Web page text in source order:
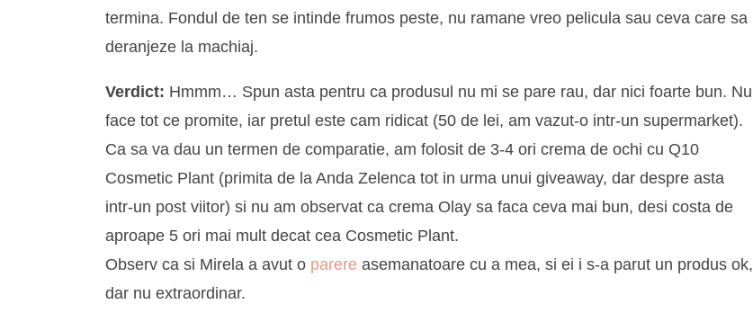
termina. Fondul de ten se intinde frumos peste, nu ramane vreo pelicula sau ceva care sa
deranjeze la machiaj.
Verdict: Hmmm… Spun asta pentru ca produsul nu mi se pare rau, dar nici foarte bun. Nu
face tot ce promite, iar pretul este cam ridicat (50 de lei, am vazut-o intr-un supermarket).
Ca sa va dau un termen de comparatie, am folosit de 3-4 ori crema de ochi cu Q10
Cosmetic Plant (primita de la Anda Zelenca tot in urma unui giveaway, dar despre asta
intr-un post viitor) si nu am observat ca crema Olay sa faca ceva mai bun, desi costa de
aproape 5 ori mai mult decat cea Cosmetic Plant.
Observ ca si Mirela a avut o parere asemanatoare cu a mea, si ei i s-a parut un produs ok,
dar nu extraordinar.